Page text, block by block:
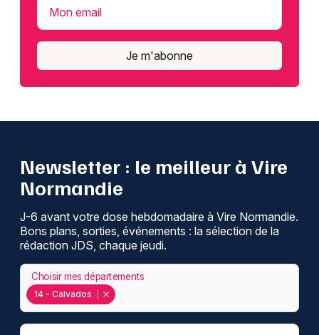
Mon email
Je m'abonne
Newsletter : le meilleur à Vire
Normandie
J-6 avant votre dose hebdomadaire à Vire Normandie.
Bons plans, sorties, événements : la sélection de la
rédaction JDS, chaque jeudi.
14 - Calvados
Choisir mes départements